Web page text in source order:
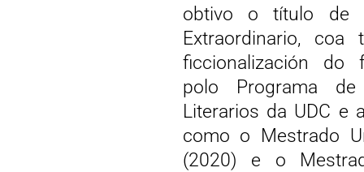
obtivo o título de
Extraordinario,
ficcionalización do
polo Programa de
Literarios da UDC e
como o Mestrado
(2020) e o